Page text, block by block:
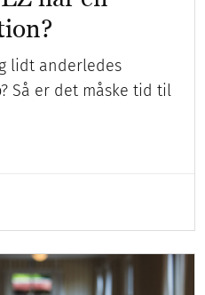
lidt anderledes
Så er det måske tid til